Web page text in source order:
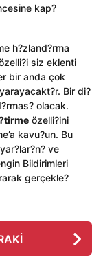
kap?
h?zland?rma
siz eklenti
bir anda çok
Bir di?
olacak.
özelli?ini
kavu?un. Bu
ve
Bildirimleri
gerçekle?